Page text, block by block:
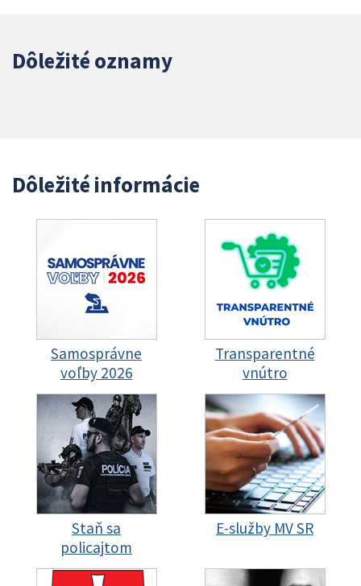
Dôležité oznamy
Dôležité informácie
Samosprávne
voľby 2026
Transparentné
vnútro
Staň sa
policajtom
E-služby MV SR